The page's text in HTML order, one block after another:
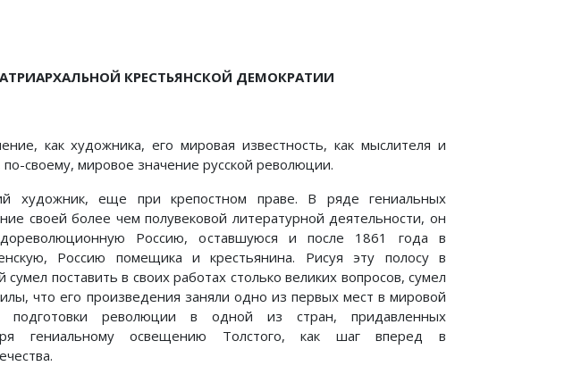
КРЕСТЬЯНСКОЙ ДЕМОКРАТИИ
как художника, его мировая известность, как мыслителя и
своему, мировое значение русской революции.
художник, еще при крепостном праве. В ряде гениальных
своей более чем полувековой литературной деятельности, он
Россию, оставшуюся и после 1861 года в
Россию помещика и крестьянина. Рисуя эту полосу в
поставить в своих работах столько великих вопросов, сумел
что его произведения заняли одно из первых мест в мировой
подготовки революции в одной из стран, придавленных
гениальному освещению Толстого, как шаг вперед в